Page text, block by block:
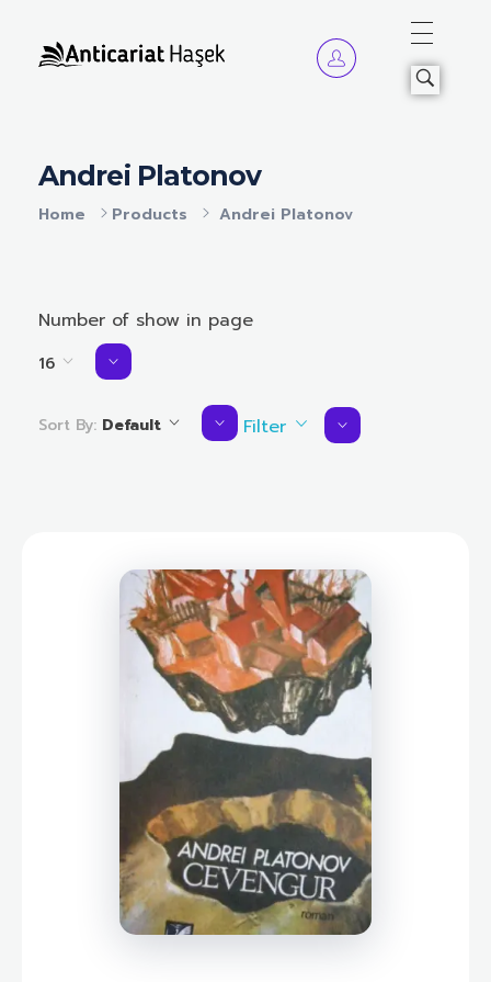
Home Products Andrei Platonov
Andrei Platonov
Number of show in page
16
Sort By: Default Filter